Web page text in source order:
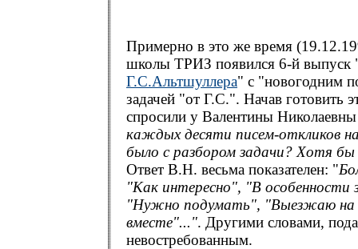
Примерно в это же время
школы ТРИЗ появился 6-й выпуск
Г.С.Альтшуллера" с "новогодним
задачей "от Г.С.". Начав готовить
спросили у Валентины
каждых десяти писем-откликов
было с разбором задачи? Хотя
Ответ В.Н. весьма показателен: "
"Как интересно", "В особенности
"Нужно подумать", "Выезжаю на
вместе"...". Другими словами,
невостребованным.